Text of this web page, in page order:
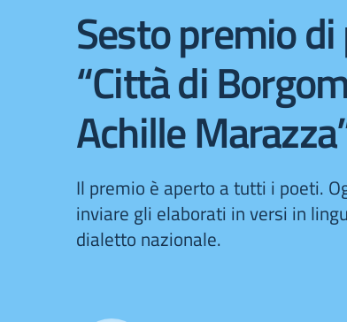
Sesto premio
“Città di
Achille
Il premio è aperto a tutti i poeti.
inviare gli elaborati in versi in
dialetto nazionale.